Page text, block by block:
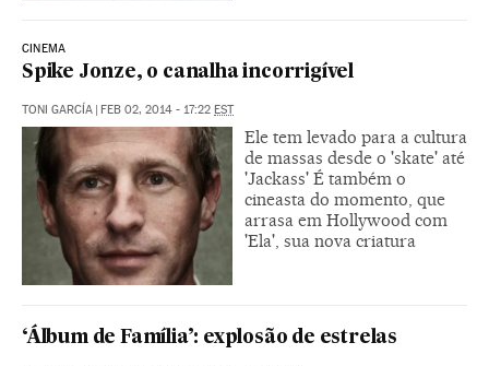
CINEMA
Spike Jonze, o canalha incorrigível
TONI GARCÍA | FEB 02, 2014 - 17:22 EST
Ele tem levado para a cultura
de massas desde o 'skate' até
'Jackass' É também o
cineasta do momento, que
arrasa em Hollywood com
'Ela', sua nova criatura
‘Álbum de Família’: explosão de estrelas